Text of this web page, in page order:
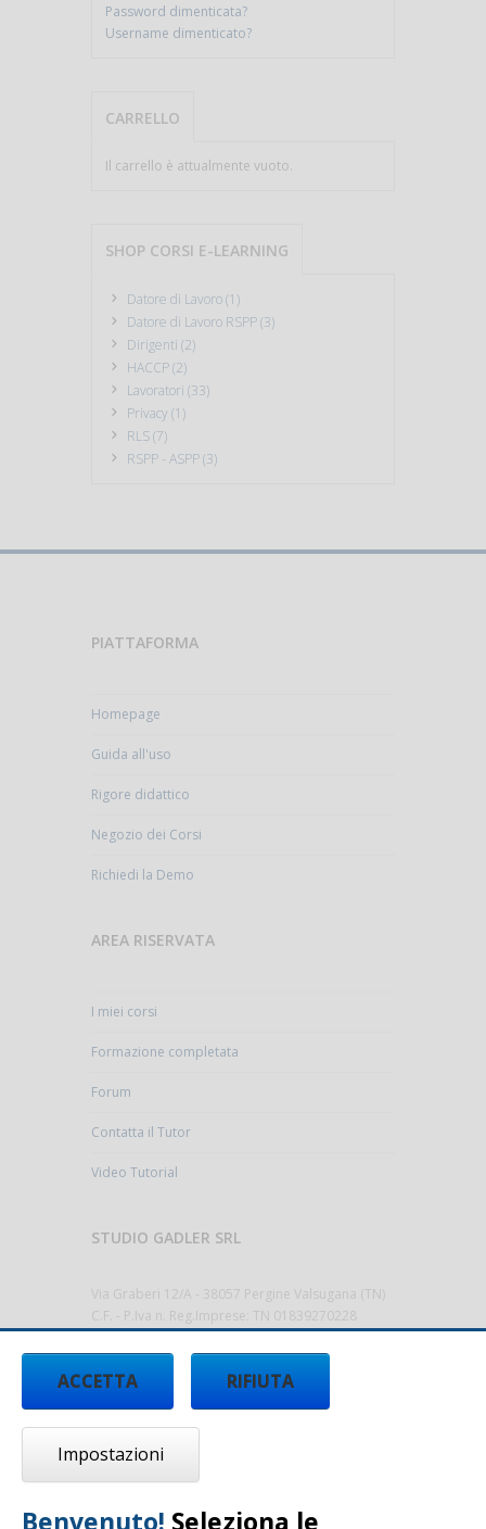
Password dimenticata?
Username dimenticato?
CARRELLO
Il carrello è attualmente vuoto.
SHOP CORSI E-LEARNING
Datore di Lavoro (1)
Datore di Lavoro RSPP (3)
Dirigenti (2)
HACCP (2)
Lavoratori (33)
Privacy (1)
RLS (7)
RSPP - ASPP (3)
PIATTAFORMA
Homepage
Guida all'uso
Rigore didattico
Negozio dei Corsi
Richiedi la Demo
AREA RISERVATA
I miei corsi
Formazione completata
Forum
Contatta il Tutor
Video Tutorial
STUDIO GADLER SRL
Via Graberi 12/A - 38057 Pergine Valsugana (TN)
C.F. - P.Iva n. Reg.Imprese: TN 01839270228
Cap.Sociale 10.000,00€ i.v.
Codice Destinatario T9K4ZHO
RIFIUTA
ACCETTA
Impostazioni
Benvenuto! Seleziona le